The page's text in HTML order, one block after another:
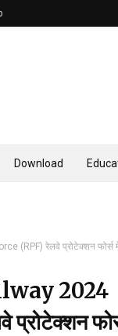
Download
(RPF) रेलवे प्रोटेक्शन फोर्स
2024